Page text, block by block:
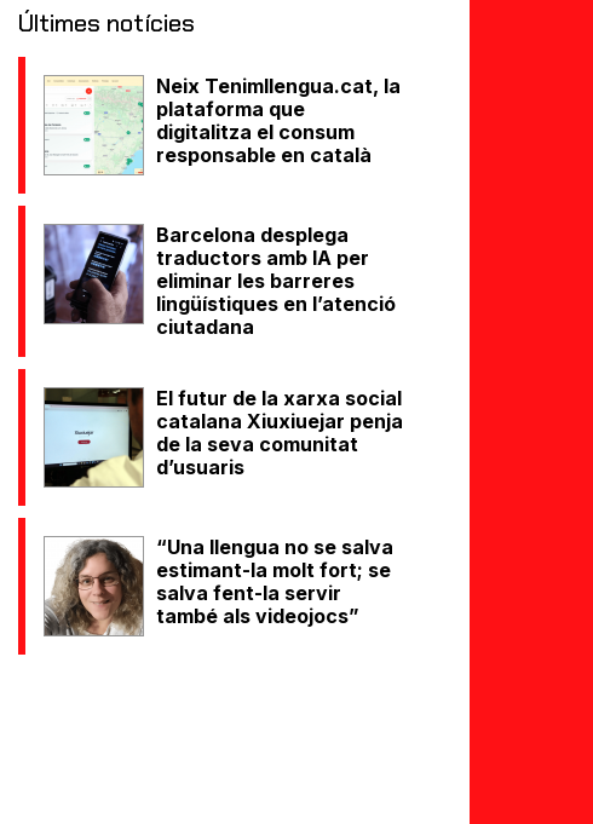
Últimes notícies
Neix Tenimllengua.cat, la
plataforma que
digitalitza el consum
responsable en català
Barcelona desplega
traductors amb IA per
eliminar les barreres
lingüístiques en l’atenció
ciutadana
El futur de la xarxa social
catalana Xiuxiuejar penja
de la seva comunitat
d’usuaris
“Una llengua no se salva
estimant-la molt fort; se
salva fent-la servir
també als videojocs”